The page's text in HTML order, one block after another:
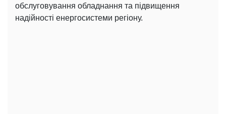
обслуговування обладнання та підвищення
надійності енергосистеми регіону.